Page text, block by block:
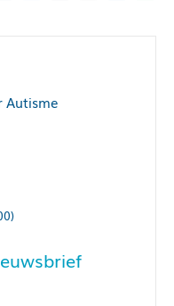
Autisme